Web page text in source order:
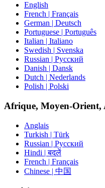
English
French | Français
German | Deutsch
Portuguese | Português
Italian | Italiano
Swedish | Svenska
Russian | Русский
Danish | Dansk
Dutch | Nederlands
Polish | Polski
Afrique, Moyen-Orient,
Anglais
Turkish | Türk
Russian | Русский
Hindi | बदलें
French | Français
Chinese | 中国